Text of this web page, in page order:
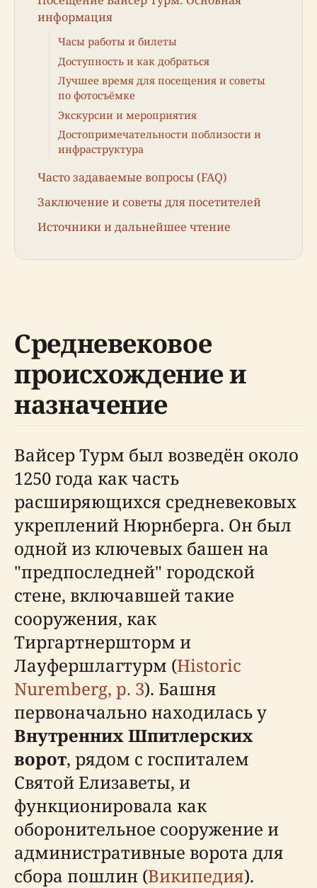
информация
Часы работы и билеты
Доступность и как добраться
Лучшее время для посещения и советы
по фотосъёмке
Экскурсии и мероприятия
Достопримечательности поблизости и
инфраструктура
Часто задаваемые вопросы (FAQ)
Заключение и советы для посетителей
Источники и дальнейшее чтение
Средневековое
происхождение и
назначение
Вайсер Турм был возведён около
1250 года как часть
расширяющихся средневековых
укреплений Нюрнберга. Он был
одной из ключевых башен на
"предпоследней" городской
стене, включавшей такие
сооружения, как
Тиргартнершторм и
Лауфершлагтурм (Historic
Nuremberg, p. 3). Башня
первоначально находилась у
Внутренних Шпитлерских
ворот, рядом с госпиталем
Святой Елизаветы, и
функционировала как
оборонительное сооружение и
административные ворота для
сбора пошлин (Википедия).